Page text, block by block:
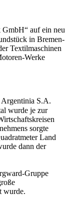
GmbH auf ein neu
in Bremen-
Textilmaschinen
Werke
S.A.
wurde je zur
sorgte
Land
dann der
Gruppe
wurde.